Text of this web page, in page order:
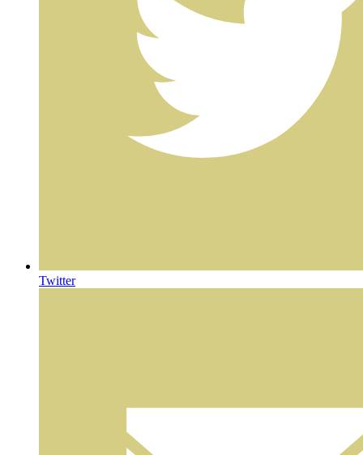
Twitter